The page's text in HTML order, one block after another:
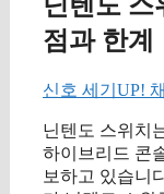
닌텐도 스
점과 한계
신호 세기UP!
닌텐도 스위치
하이브리드 콘
보하고 있습니